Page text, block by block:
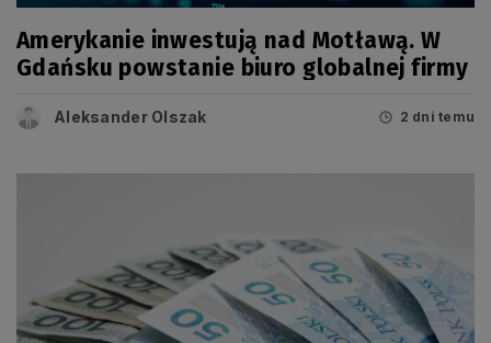
Amerykanie inwestują nad Motławą. W
Gdańsku powstanie biuro globalnej firmy
Aleksander Olszak 2 dni temu